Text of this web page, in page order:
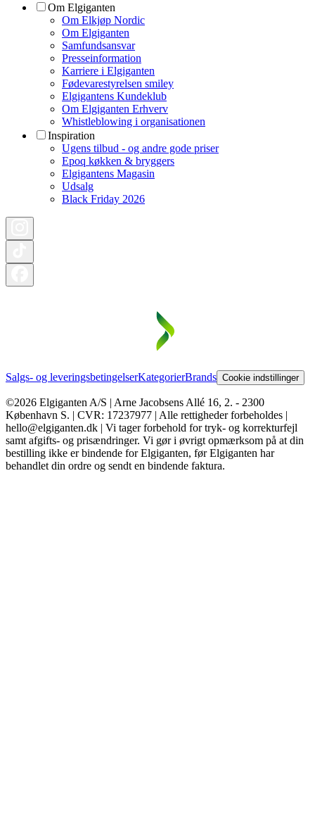
Om Elgiganten
Om Elkjøp Nordic
Om Elgiganten
Samfundsansvar
Presseinformation
Karriere i Elgiganten
Fødevarestyrelsen smiley
Elgigantens Kundeklub
Om Elgiganten Erhverv
Whistleblowing i organisationen
Inspiration
Ugens tilbud - og andre gode priser
Epoq køkken & bryggers
Elgigantens Magasin
Udsalg
Black Friday 2026
Salgs- og leveringsbetingelserKategorierBrands Cookie indstillinger
©2026 Elgiganten A/S | Arne Jacobsens Allé 16, 2. - 2300
København S. | CVR: 17237977 | Alle rettigheder forbeholdes |
hello@elgiganten.dk | Vi tager forbehold for tryk- og korrekturfejl
samt afgifts- og prisændringer. Vi gør i øvrigt opmærksom på at din
bestilling ikke er bindende for Elgiganten, før Elgiganten har
behandlet din ordre og sendt en bindende faktura.